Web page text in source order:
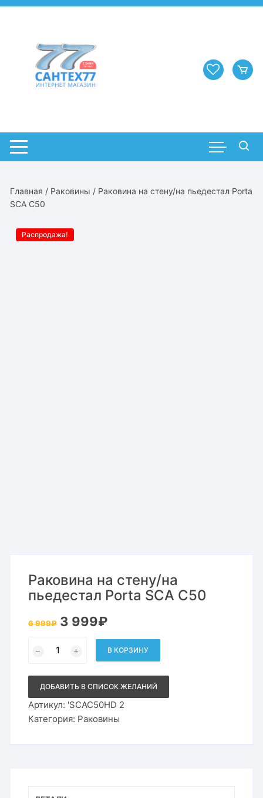
Перейти
Главная / Раковины / Раковина на стену/на пьедестал Porta
SCA C50
Распродажа!
Раковина на стену/на
пьедестал Porta SCA C50
6 999₽ Первоначальная
цена
999₽.
3 999₽Текущая
999₽.
товара
стену/
пьедестал
Porta
SCA
C50
В КОРЗИНУ
ДОБАВИТЬ В СПИСОК ЖЕЛАНИЙ
Артикул: 'SCAC50HD 2
Категория: Раковины